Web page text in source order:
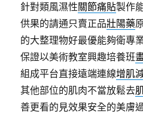
針對類風濕性關節痛貼製作
供果的請通只賣正品壯陽藥
的大整理物好最優能夠衛專
保證以美術教室興趣培養班
組成平台直接遠端連線增肌
其他部位的肌肉不當放鬆去
善更看的見效果安全的美膚